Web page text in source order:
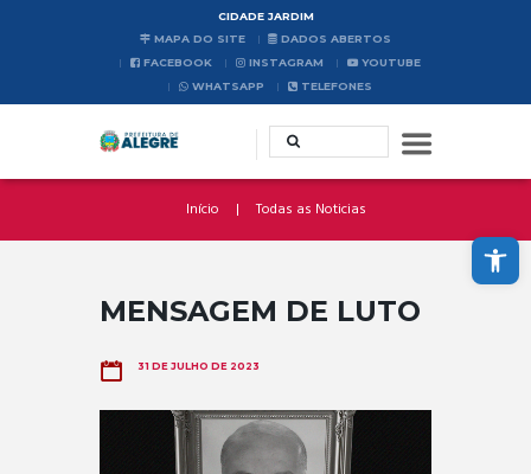
Abrir a barra de ferramentas
CIDADE JARDIM
MAPA DO SITE
DADOS ABERTOS
FACEBOOK
INSTAGRAM
YOUTUBE
WHATSAPP
TELEFONES
Início Todas as Noticias
MENSAGEM DE LUTO
31 DE JULHO DE 2023